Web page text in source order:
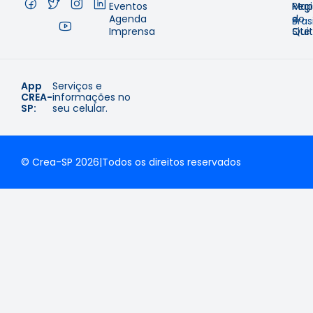
Eventos
Agenda
Imprensa
e
do
Site
–
App
CREA-
SP:
Serviços e
informações no
seu celular.
© Crea-SP 2026|Todos os direitos reservados